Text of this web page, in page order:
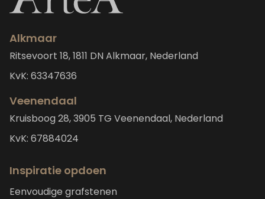
Alkmaar
Ritsevoort 18, 1811 DN Alkmaar, Nederland
KvK: 63347636
Veenendaal
Kruisboog 28, 3905 TG Veenendaal, Nederland
KvK: 67884024
Inspiratie opdoen
Eenvoudige grafstenen